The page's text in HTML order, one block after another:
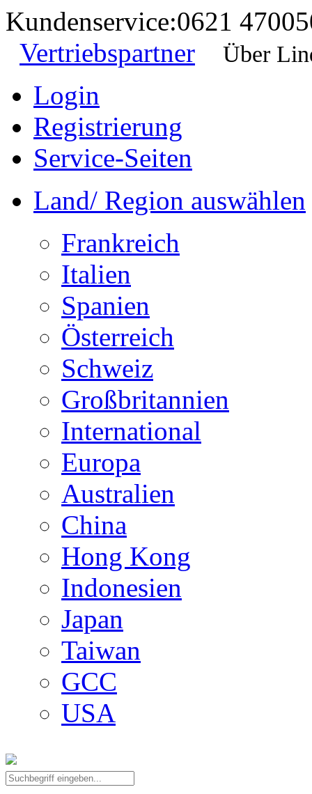
Kundenservice:0621
Vertriebspartner
Über
Login
Registrierung
Service-Seiten
Land/ Region auswählen
Frankreich
Italien
Spanien
Österreich
Schweiz
Großbritannien
International
Europa
Australien
China
Hong Kong
Indonesien
Japan
Taiwan
GCC
USA